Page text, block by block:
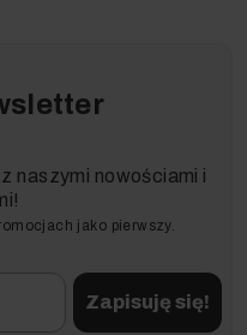
naszymi nowościami i
jako pierwszy.
Zapisuję się!